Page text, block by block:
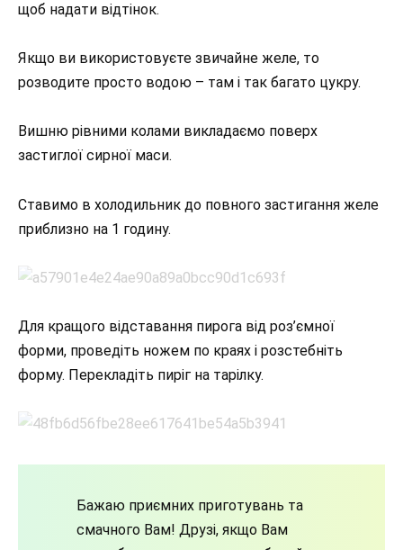
щоб надати відтінок.
Якщо ви використовуєте звичайне желе, то
розводите просто водою – там і так багато цукру.
Вишню рівними колами викладаємо поверх
застиглої сирної маси.
Ставимо в холодильник до повного застигання желе
приблизно на 1 годину.
Для кращого відставання пирога від роз’ємної
форми, проведіть ножем по краях і розстебніть
форму. Перекладіть пиріг на тарілку.
Бажаю приємних приготувань та
смачного Вам! Друзі, якщо Вам